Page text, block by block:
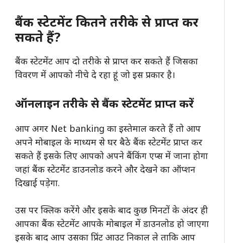
बैंक स्टेटमेंट कितने तरीके से प्राप्त कर
सकते हैं?
बैंक स्टेटमेंट आप दो तरीके से प्राप्त कर सकते हैं जिसका
विवरण में आपको नीचे दे रहा हूं जो इस प्रकार है।
ऑनलाइन तरीके से बैंक स्टेटमेंट प्राप्त करें
आप अगर Net banking का इस्तेमाल करते हैं तो आप
अपने मोबाइल के माध्यम से घर बैठे बैंक स्टेटमेंट प्राप्त कर
सकते हैं इसके लिए आपको अपने बैंकिंग एप्स में जाना होगा
जहां बैंक स्टेटमेंट डाउनलोड करने और देखने का ऑप्शन
दिखाई पड़ेगा.
उस पर क्लिक करेंगे और इसके बाद कुछ मिनटों के अंदर ही
आपका बैंक स्टेटमेंट आपके मोबाइल में डाउनलोड हो जाएगा
इसके बाद आप उसका प्रिंट आउट निकाल ले ताकि आप